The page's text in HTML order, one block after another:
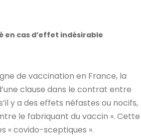
en cas d’effet indésirable
de vaccination en France, la
clause dans le contrat entre
y a des effets néfastes ou nocifs,
le fabriquant du vaccin ».
« covido-sceptiques ».